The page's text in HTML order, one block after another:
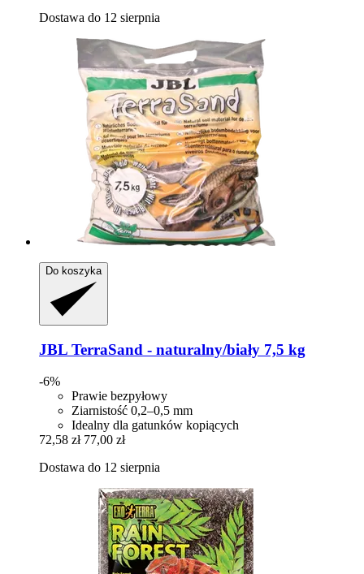
Dostawa do 12 sierpnia
Do koszyka
JBL TerraSand -​ naturalny/biały 7,5 kg
-6%
Prawie bezpyłowy
Ziarnistość 0,2–0,5 mm
Idealny dla gatunków kopiących
72,58 zł 77,00 zł
Dostawa do 12 sierpnia